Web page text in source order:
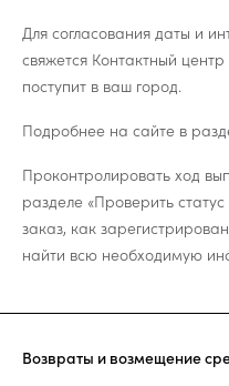
Для согласования даты и
свяжется Контактный
поступит в ваш город.
Подробнее на сайте в
Проконтролировать ход
разделе «Проверить
заказ, как
найти всю необходимую
Возвраты и возмещение